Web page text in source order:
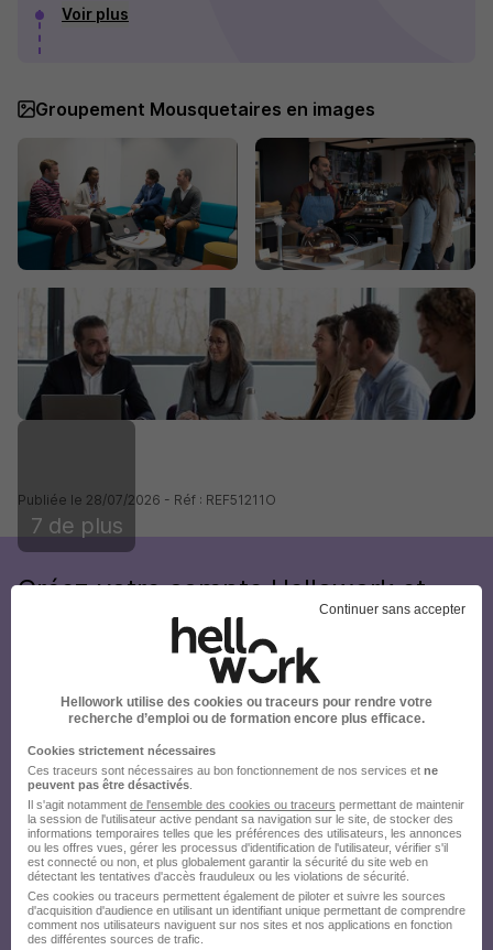
Voir plus
Groupement Mousquetaires en images
7 de plus
Publiée le 28/07/2026 - Réf : REF51211O
Créez votre compte Hellowork et
envoyez votre candidature !Continuer sans accepter
Hellowork utilise des cookies ou traceurs pour rendre votre
recherche d’emploi ou de formation encore plus efficace.
Cookies strictement nécessaires
Ces traceurs sont nécessaires au bon fonctionnement de nos services et ne
peuvent pas être désactivés
Il s'agit notamment de l'ensemble des cookies ou traceurs permettant de maintenir
la session de l'utilisateur active pendant sa navigation sur le site, de stocker des
informations temporaires telles que les préférences des utilisateurs, les annonces
ou les offres vues, gérer les processus d'identification de l'utilisateur, vérifier s'il
est connecté ou non, et plus globalement garantir la sécurité du site web en
détectant les tentatives d'accès frauduleux ou les violations de sécurité.
Ces cookies ou traceurs permettent également de piloter et suivre les sources
d'acquisition d'audience en utilisant un identifiant unique permettant de comprendre
comment nos utilisateurs naviguent sur nos sites et nos applications en fonction
des différentes sources de trafic.